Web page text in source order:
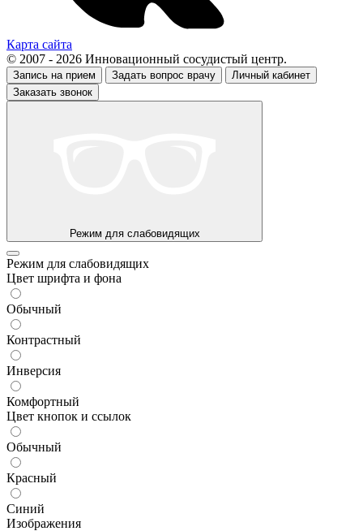
Карта сайта
© 2007 - 2026 Инновационный сосудистый центр.
Запись на прием Задать вопрос врачу
Личный кабинет
Заказать звонок
Режим для слабовидящих
Режим для слабовидящих
Цвет шрифта и фона
Обычный
Контрастный
Инверсия
Комфортный
Цвет кнопок и ссылок
Обычный
Красный
Синий
Изображения